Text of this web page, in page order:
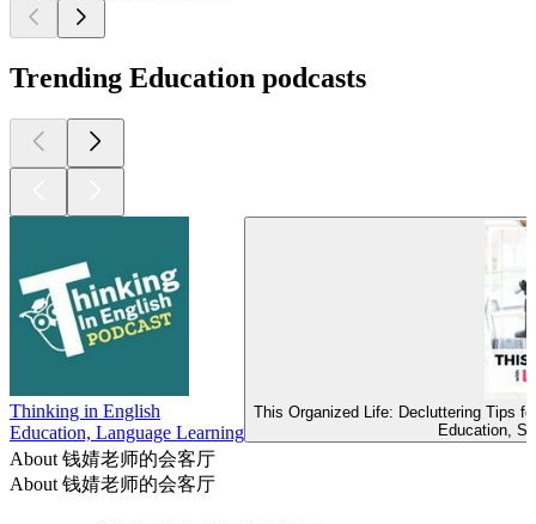
Trending Education podcasts
Thinking in English
Education, Language Learning
This Organized Life: Decluttering Tips
Education,
About 钱婧老师的会客厅
About 钱婧老师的会客厅